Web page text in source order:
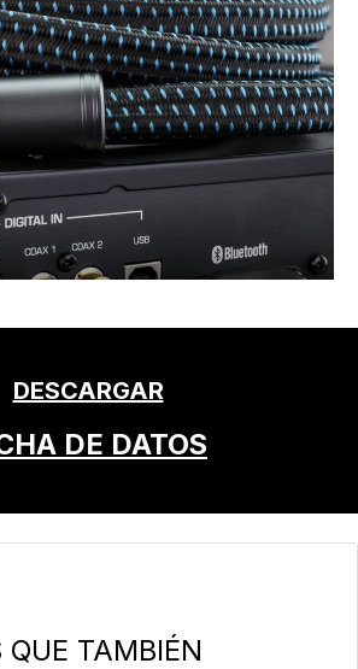
DESCARGAR
DE DATOS
productos
QUE TAMBIÉN